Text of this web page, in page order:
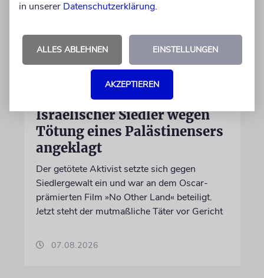
Israelischer Siedler wegen
Tötung eines Palästinensers
angeklagt
Der getötete Aktivist setzte sich gegen
Siedlergewalt ein und war an dem Oscar-
prämierten Film »No Other Land« beteiligt.
Jetzt steht der mutmaßliche Täter vor Gericht
07.08.2026
in unserer Datenschutzerklärung.
ALLES ABLEHNEN EINSTELLUNGEN
AKZEPTIEREN